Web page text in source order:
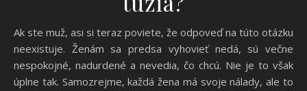
Ak ste muž, asi si teraz poviete, že odpoveď na túto otázku
neexistuje. Ženám sa predsa vyhovieť nedá, sú večne
nespokojné, nadurdené a nevedia, čo chcú. Nie je to však
úplne tak. Samozrejme, každá žena má svoje nálady, ale to